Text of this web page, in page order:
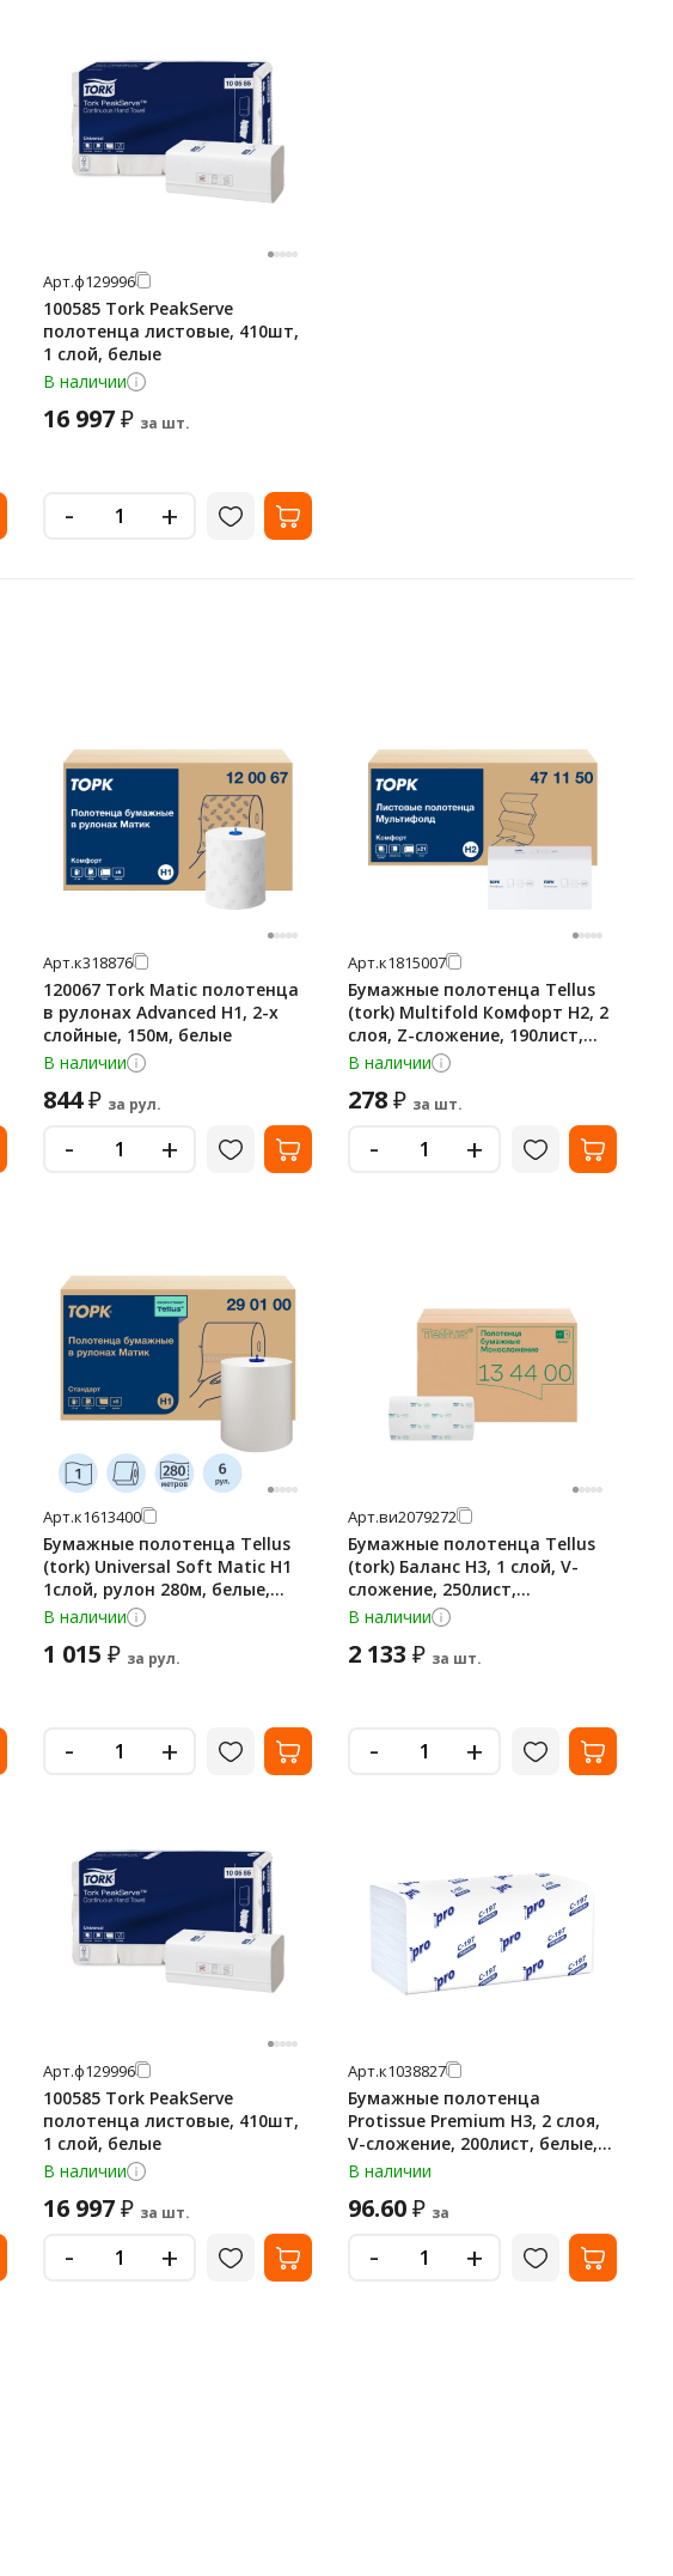
Арт.ф129996
100585 Tork PeakServe
полотенца листовые, 410шт,
1 слой, белые
В наличии
16 997₽ за шт.
- +
Арт.к318876
120067 Tork Matic полотенца
в рулонах Advanced H1, 2-х
слойные, 150м, белые
В наличии
844₽ за рул.
- +
Арт.к1815007
Бумажные полотенца Tellus
(tork) Multifold Комфорт H2, 2
слоя, Z-сложение, 190лист,
белые, 471150
В наличии
278₽ за шт.
- +
Арт.к1613400
Бумажные полотенца Tellus
(tork) Universal Soft Matic H1
1слой, рулон 280м, белые,
290100
В наличии
1 015 ₽ за рул.
- +
Арт.ви2079272
Бумажные полотенца Tellus
(tork) Баланс H3, 1 слой, V-
сложение, 250лист,
белые,134400 20 пачек
В наличии
2 133 ₽ за шт.
- +
Арт.ф129996
100585 Tork PeakServe
полотенца листовые, 410шт,
1 слой, белые
В наличии
16 997₽ за шт.
- +
Арт.к1038827
Бумажные полотенца
Protissue Premium H3, 2 слоя,
V-сложение, 200лист, белые,
C197
В наличии
96.60₽ за
- +